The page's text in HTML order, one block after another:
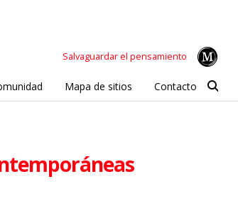
Salvaguardar el pensamiento
Mapa de sitios Contacto